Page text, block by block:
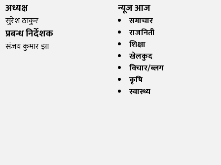
अध्यक्ष
सुरेश ठाकुर
प्रबन्ध निर्देशक
संजय कुमार झा
न्यूज आज
समाचार
राजनिती
शिक्षा
खेलकुद
विचार/ब्लग
कृषि
स्वास्थ्य